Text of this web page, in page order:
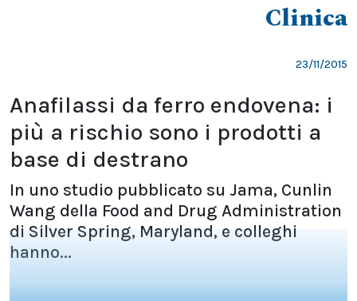
Clinica
23/11/2015
Anafilassi da ferro endovena: i
più a rischio sono i prodotti a
base di destrano
In uno studio pubblicato su Jama, Cunlin
Wang della Food and Drug Administration
di Silver Spring, Maryland, e colleghi
hanno...